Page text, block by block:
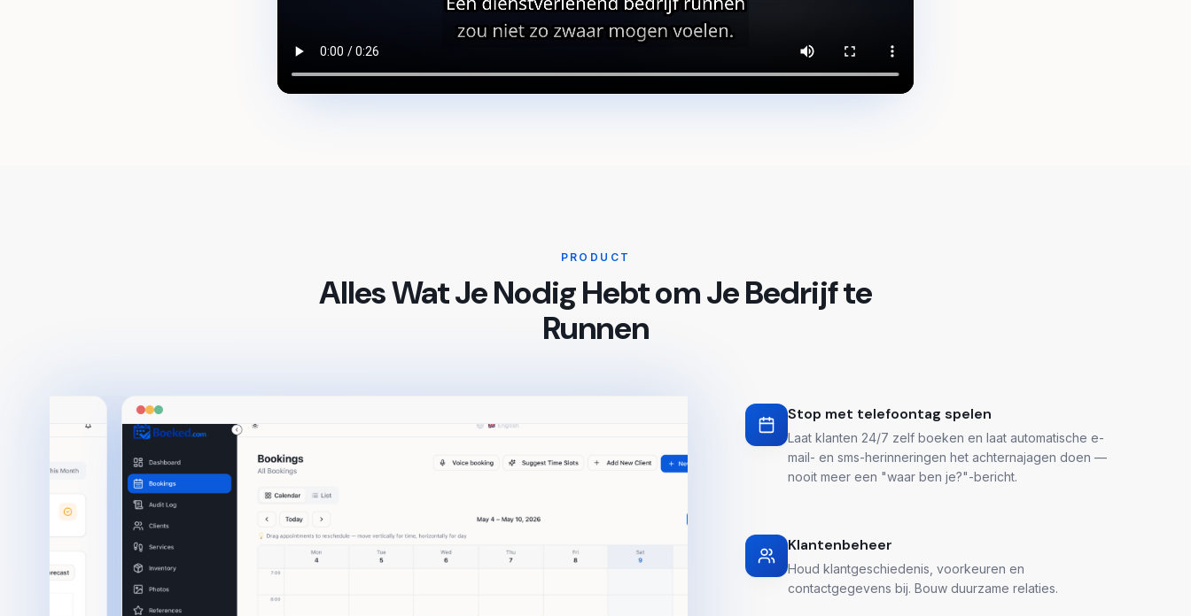
PRODUCT
Alles Wat Je Nodig Hebt om Je Bedrijf te
Runnen
Stop met telefoontag spelen
Laat klanten 24/7 zelf boeken en laat automatische e-
mail- en sms-herinneringen het achternajagen doen —
nooit meer een "waar ben je?"-bericht.
Klantenbeheer
Houd klantgeschiedenis, voorkeuren en
contactgegevens bij. Bouw duurzame relaties.